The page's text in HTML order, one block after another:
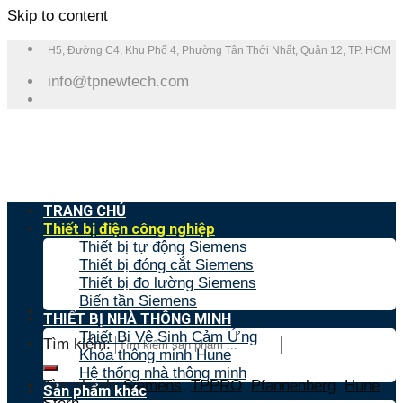
Skip to content
H5, Đường C4, Khu Phố 4, Phường Tân Thới Nhất, Quận 12, TP. HCM
info@tpnewtech.com
Tìm kiếm:
Tìm nhanh:Siemens,TPPRO,Pfannenberg,Hune,
TRANG CHỦ
Thiết bị điện công nghiệp
Thiết bị tự động Siemens
Thiết bị đóng cắt Siemens
Thiết bị đo lường Siemens
Biến tần Siemens
THIẾT BỊ NHÀ THÔNG MINH
Thiết Bị Vệ Sinh Cảm Ứng
Khóa thông minh Hune
Hệ thống nhà thông minh
Sản phẩm khác